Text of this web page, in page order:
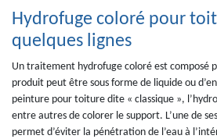
Hydrofuge coloré pour
quelques lignes
Un traitement hydrofuge coloré est composé
produit peut être sous forme de liquide ou
peinture pour toiture dite « classique »,
entre autres de colorer le support. L’une de
permet d’éviter la pénétration de l’eau à